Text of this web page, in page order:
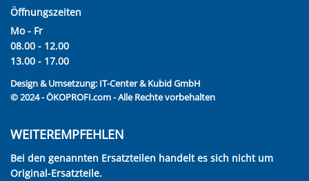
Öffnungszeiten
Mo - Fr
08.00 - 12.00
13.00 - 17.00
Design & Umsetzung: IT-Center & Kubid GmbH
© 2024 - ÖKOPROFI.com - Alle Rechte vorbehalten
WEITEREMPFEHLEN
Bei den genannten Ersatzteilen handelt es sich nicht um
Original-Ersatzteile.